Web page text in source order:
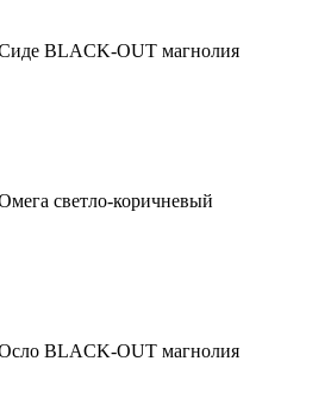
BLACK-OUT магнолия
светло-коричневый
BLACK-OUT магнолия